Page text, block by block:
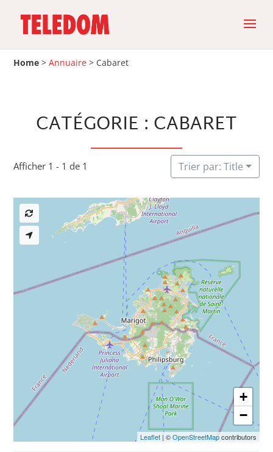
Home >Annuaire > Cabaret
CATÉGORIE : CABARET
Afficher 1 - 1 de 1 Trier par: Title
+
−
Leaflet| ©OpenStreetMapcontributors